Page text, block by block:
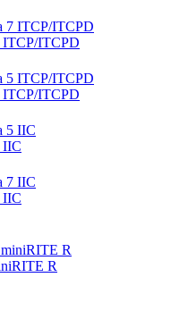
ITCP/ITCPD
ITCP/ITCPD
IIC
IIC
R